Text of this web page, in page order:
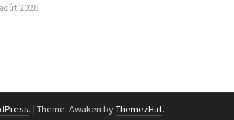
2026
. | Theme: Awaken byThemezHut.